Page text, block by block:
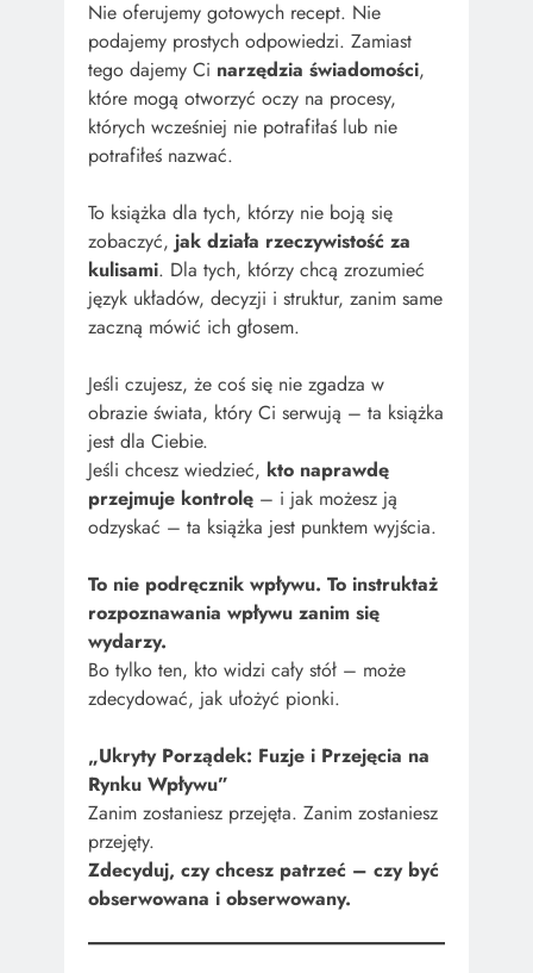
Nie oferujemy gotowych recept. Nie
podajemy prostych odpowiedzi. Zamiast
tego dajemy Ci narzędzia świadomości,
które mogą otworzyć oczy na procesy,
których wcześniej nie potrafiłaś lub nie
potrafiłeś nazwać.
To książka dla tych, którzy nie boją się
zobaczyć, jak działa rzeczywistość za
kulisami. Dla tych, którzy chcą zrozumieć
język układów, decyzji i struktur, zanim same
zaczną mówić ich głosem.
Jeśli czujesz, że coś się nie zgadza w
obrazie świata, który Ci serwują – ta książka
jest dla Ciebie.
Jeśli chcesz wiedzieć, kto naprawdę
przejmuje kontrolę – i jak możesz ją
odzyskać – ta książka jest punktem wyjścia.
To nie podręcznik wpływu. To instruktaż
rozpoznawania wpływu zanim się
wydarzy.
Bo tylko ten, kto widzi cały stół – może
zdecydować, jak ułożyć pionki.
„Ukryty Porządek: Fuzje i Przejęcia na
Rynku Wpływu”
Zanim zostaniesz przejęta. Zanim zostaniesz
przejęty.
Zdecyduj, czy chcesz patrzeć – czy być
obserwowana i obserwowany.